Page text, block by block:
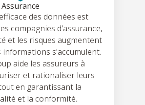
Assurance
des données est
compagnies d'assurance,
et les risques augmentent
informations s'accumulent.
aide les assureurs à
et rationaliser leurs
en garantissant la
et la conformité.